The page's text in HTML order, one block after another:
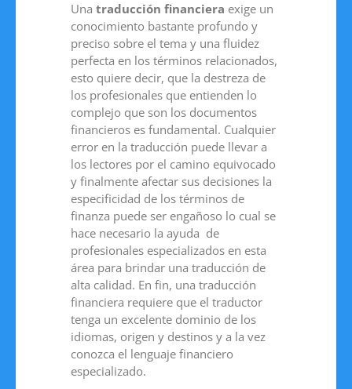
Una traducción financiera exige un
conocimiento bastante profundo y
preciso sobre el tema y una fluidez
perfecta en los términos relacionados,
esto quiere decir, que la destreza de
los profesionales que entienden lo
complejo que son los documentos
financieros es fundamental. Cualquier
error en la traducción puede llevar a
los lectores por el camino equivocado
y finalmente afectar sus decisiones la
especificidad de los términos de
finanza puede ser engañoso lo cual se
hace necesario la ayuda de
profesionales especializados en esta
área para brindar una traducción de
alta calidad. En fin, una traducción
financiera requiere que el traductor
tenga un excelente dominio de los
idiomas, origen y destinos y a la vez
conozca el lenguaje financiero
especializado.